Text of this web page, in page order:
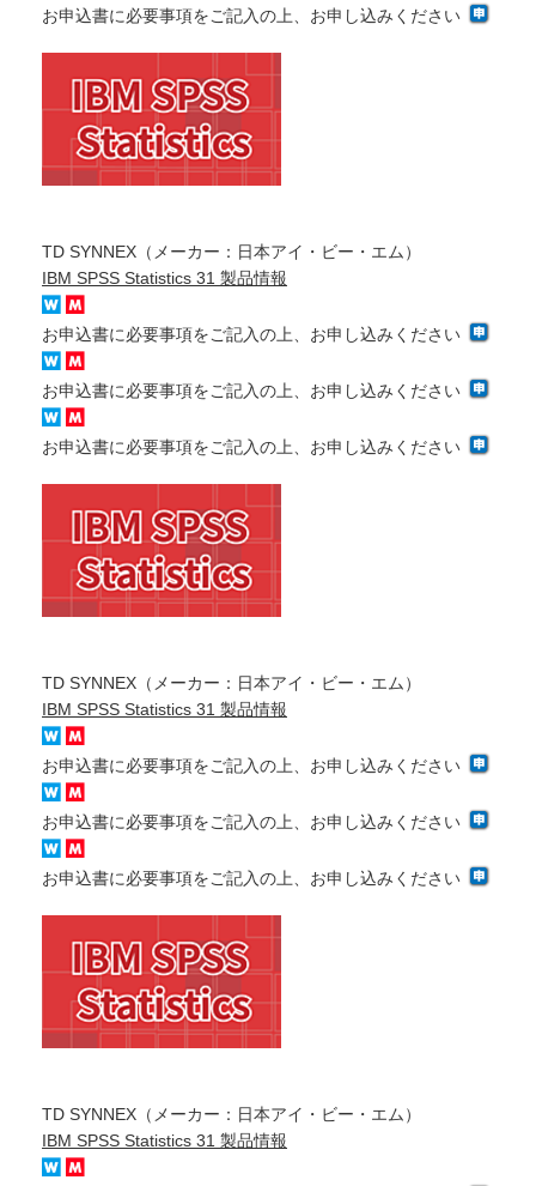
お申込書に必要事項をご記入の上、お申し込みください
TD SYNNEX（メーカー：日本アイ・ビー・エム）
IBM SPSS Statistics 31 製品情報
お申込書に必要事項をご記入の上、お申し込みください
お申込書に必要事項をご記入の上、お申し込みください
お申込書に必要事項をご記入の上、お申し込みください
TD SYNNEX（メーカー：日本アイ・ビー・エム）
IBM SPSS Statistics 31 製品情報
お申込書に必要事項をご記入の上、お申し込みください
お申込書に必要事項をご記入の上、お申し込みください
お申込書に必要事項をご記入の上、お申し込みください
TD SYNNEX（メーカー：日本アイ・ビー・エム）
IBM SPSS Statistics 31 製品情報